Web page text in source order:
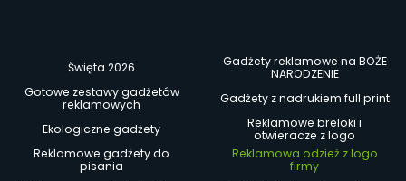
Święta 2026
Gadżety reklamowe na BOŻE
NARODZENIE
Gotowe zestawy gadżetów
reklamowych
Gadżety z nadrukiem full print
Ekologiczne gadżety
Reklamowe breloki i
otwieracze z logo
Reklamowe gadżety do
pisania
Reklamowa odzież z logo
firmy